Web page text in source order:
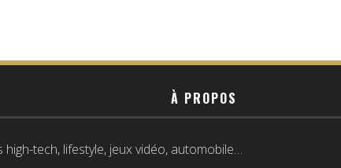
À PROPOS
tech, lifestyle, jeux vidéo, automobile…